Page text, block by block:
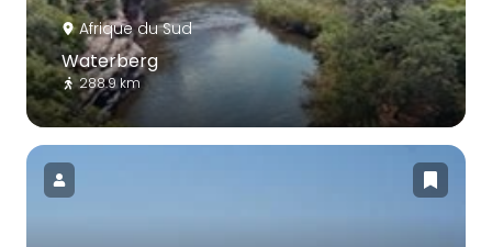
Afrique du Sud
Waterberg
288.9 km